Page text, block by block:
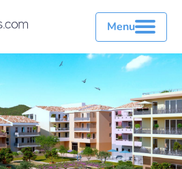
Menu